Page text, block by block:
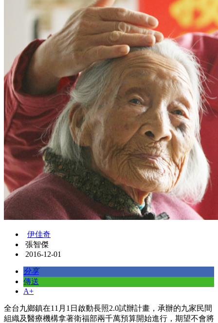
伊佳奇
張智傑
2016-12-01
分享
傳送
A+
全台九鄉鎮在11月1日啟動長照2.0試辦計畫，承辦的九家民間
組織及醫療機構拿著衛福部兩千萬預算開始進行，期望不會將